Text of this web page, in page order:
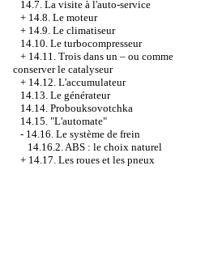
14.7. La visite à l'auto-service
+ 14.8. Le moteur
+ 14.9. Le climatiseur
14.10. Le turbocompresseur
+ 14.11. Trois dans un – ou comme
conserver le catalyseur
+ 14.12. L'accumulateur
14.13. Le générateur
14.14. Probouksovotchka
14.15. "L'automate"
- 14.16. Le système de frein
14.16.2. ABS : le choix naturel
+ 14.17. Les roues et les pneux